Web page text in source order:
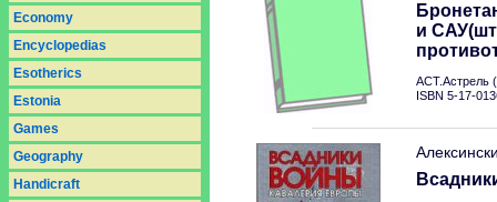
Economy
Encyclopedias
Esotherics
Estonia
Games
Geography
Handicraft
и
АСТ.Астрель
ISBN 5-17-